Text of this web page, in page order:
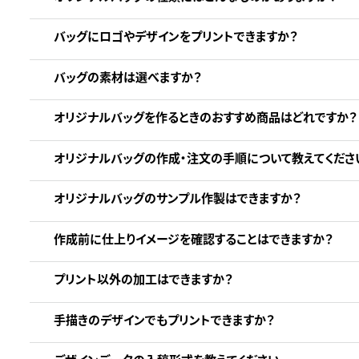
バッグにロゴやデザインをプリントできますか？
バッグの素材は選べますか？
オリジナルバッグを作るときのおすすめ商品はどれですか？
オリジナルバッグの作成・注文の手順について教えてくださ
オリジナルバッグのサンプル作製はできますか？
作成前に仕上りイメージを確認することはできますか？
プリント以外の加工はできますか？
手描きのデザインでもプリントできますか？